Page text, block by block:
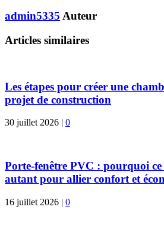
admin5335 Auteur
Articles similaires
Les étapes pour créer une
projet de construction
30 juillet 2026 | 0
Porte-fenêtre PVC : pourquoi
autant pour allier confort et
16 juillet 2026 | 0